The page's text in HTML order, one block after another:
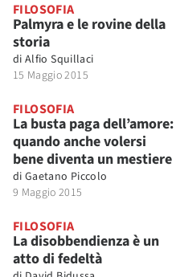
FILOSOFIA
Palmyra e le rovine della
storia
di Alfio Squillaci
15 Maggio 2015
FILOSOFIA
La busta paga dell’amore:
quando anche volersi
bene diventa un mestiere
di Gaetano Piccolo
9 Maggio 2015
FILOSOFIA
La disobbendienza è un
atto di fedeltà